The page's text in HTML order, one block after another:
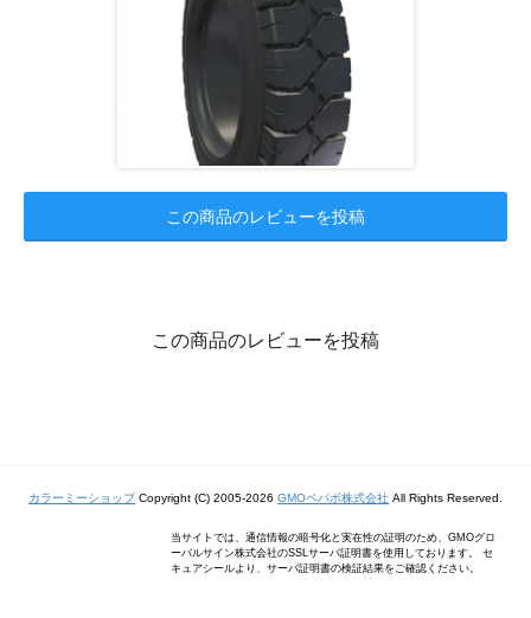
この商品のレビューを投稿
この商品のレビューを投稿
カラーミーショップCopyright (C) 2005-2026 GMOペパボ株式会社 All Rights Reserved.
当サイトでは、通信情報の暗号化と実在性の証明のため、GMOグロ
ーバルサイン株式会社のSSLサーバ証明書を使用しております。 セ
キュアシールより、サーバ証明書の検証結果をご確認ください。